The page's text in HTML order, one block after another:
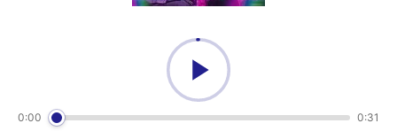
0:00 0:31